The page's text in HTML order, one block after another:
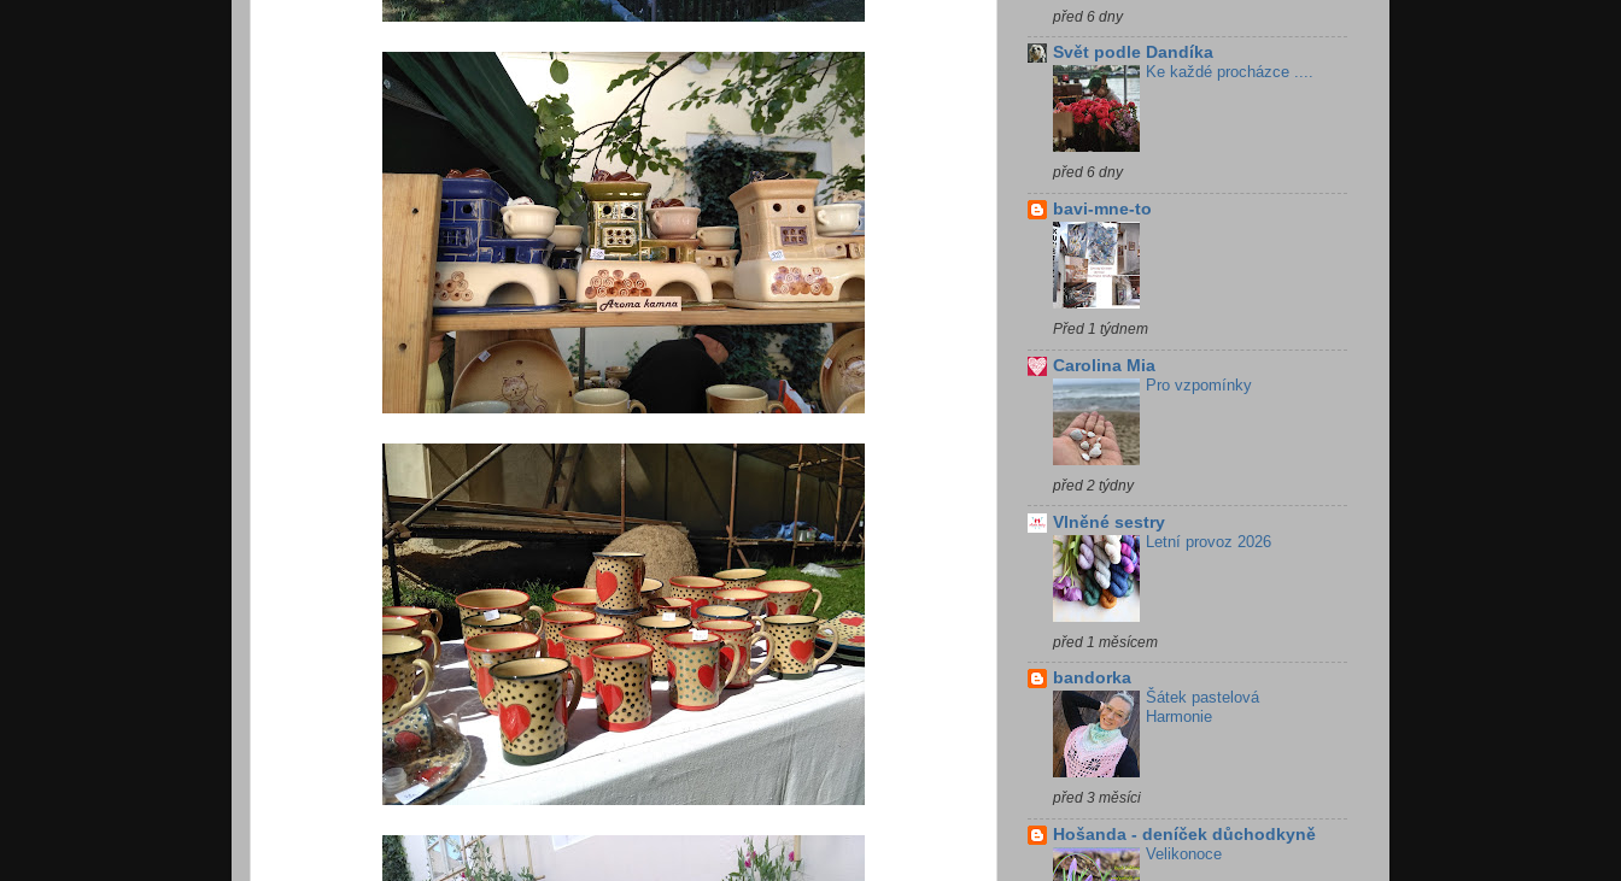
před 6 dny
Svět podle Dandíka
Ke každé procházce ....
před 6 dny
bavi-mne-to
Před 1 týdnem
Carolina Mia
Pro vzpomínky
před 2 týdny
Vlněné sestry
Letní provoz 2026
před 1 měsícem
bandorka
Šátek pastelová
Harmonie
před 3 měsíci
Hošanda - deníček důchodkyně
Velikonoce